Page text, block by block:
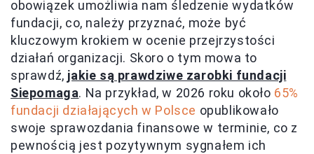
obowiązek umożliwia nam śledzenie wydatków
fundacji, co, należy przyznać, może być
kluczowym krokiem w ocenie przejrzystości
działań organizacji. Skoro o tym mowa to
sprawdź, jakie są prawdziwe zarobki fundacji
Siepomaga. Na przykład, w 2026 roku około 65%
fundacji działających w Polsce opublikowało
swoje sprawozdania finansowe w terminie, co z
pewnością jest pozytywnym sygnałem ich